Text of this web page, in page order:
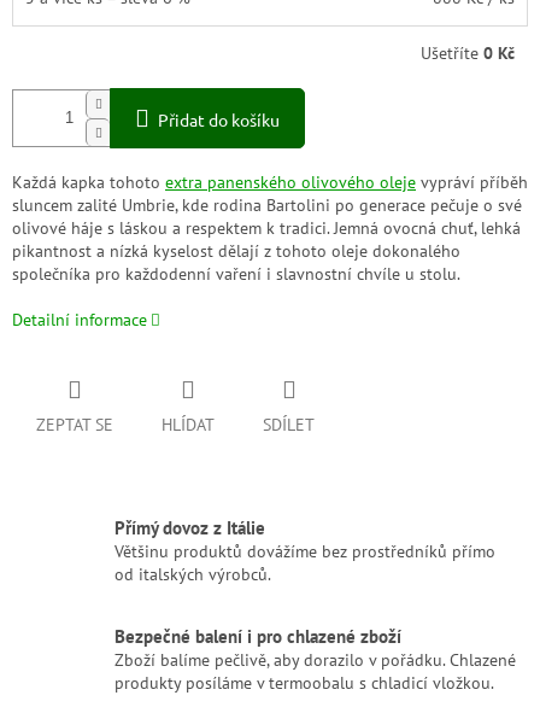
Ušetříte 0 Kč
Přidat do košíku
Každá kapka tohoto extra panenského olivového oleje vypráví příběh
sluncem zalité Umbrie, kde rodina Bartolini po generace pečuje o své
olivové háje s láskou a respektem k tradici. Jemná ovocná chuť, lehká
pikantnost a nízká kyselost dělají z tohoto oleje dokonalého
společníka pro každodenní vaření i slavnostní chvíle u stolu.
Detailní informace
ZEPTAT SE HLÍDAT SDÍLET
Přímý dovoz z Itálie
Většinu produktů dovážíme bez prostředníků přímo
od italských výrobců.
Bezpečné balení i pro chlazené zboží
Zboží balíme pečlivě, aby dorazilo v pořádku. Chlazené
produkty posíláme v termoobalu s chladicí vložkou.